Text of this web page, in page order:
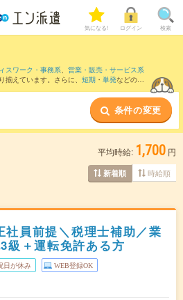
気になる! ログイン 検索
スワーク・事務系、 営業・販売・サービス系
揃えています。さらに、 短期 ・ 単発などの期
など近隣駅のお仕事もご確認い
条件の変更
平均時給: 1,700 円
新着順 時給順
社員前提＼税理士補助／業
級＋運転免許ある方
日が休み WEB登録OK